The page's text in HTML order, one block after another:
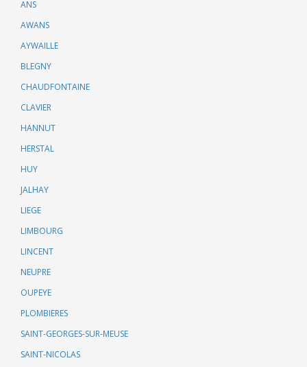
ANS
AWANS
AYWAILLE
BLEGNY
CHAUDFONTAINE
CLAVIER
HANNUT
HERSTAL
HUY
JALHAY
LIEGE
LIMBOURG
LINCENT
NEUPRE
OUPEYE
PLOMBIERES
SAINT-GEORGES-SUR-MEUSE
SAINT-NICOLAS